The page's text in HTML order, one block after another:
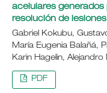
acelulares generados
resolución de
Gabriel Kokubu,
María Eugenia Balañá,
Karin Hagelin,
PDF